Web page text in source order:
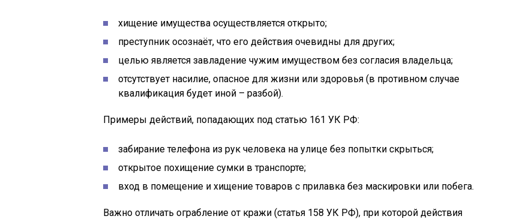
хищение имущества осуществляется открыто;
преступник осознаёт, что его действия очевидны для других;
целью является завладение чужим имуществом без согласия владельца;
отсутствует насилие, опасное для жизни или здоровья (в противном случае
квалификация будет иной – разбой).
Примеры действий, попадающих под статью 161 УК РФ:
забирание телефона из рук человека на улице без попытки скрыться;
открытое похищение сумки в транспорте;
вход в помещение и хищение товаров с прилавка без маскировки или побега.
Важно отличать ограбление от кражи (статья 158 УК РФ), при которой действия